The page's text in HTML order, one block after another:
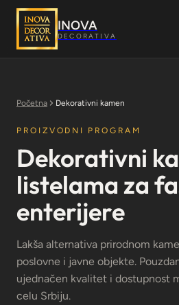
Skoči
sadržaj
INOVA
DECORATIVA
Početna Dekorativni kamen
PROIZVODNI PROGRAM
Dekorativni
listelama za
enterijere
Lakša alternativa prirodnom
poslovne i javne objekte.
ujednačen kvalitet i dostupnost
celu Srbiju.